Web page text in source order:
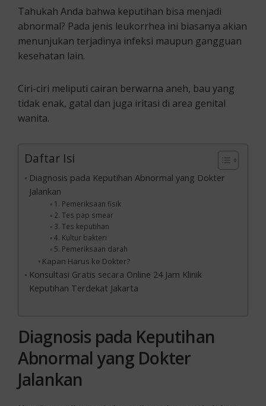
Tahukah Anda bahwa keputihan bisa menjadi
abnormal? Pada jenis leukorrhea ini biasanya akian
menunjukan terjadinya infeksi maupun gangguan
kesehatan lain.
Ciri-ciri meliputi cairan berwarna aneh, bau yang
tidak enak, gatal dan juga iritasi di area genital
wanita.
Daftar Isi
Diagnosis pada Keputihan Abnormal yang Dokter
Jalankan
1. Pemeriksaan fisik
2. Tes pap smear
3. Tes keputihan
4. Kultur bakteri
5. Pemeriksaan darah
Kapan Harus ke Dokter?
Konsultasi Gratis secara Online 24 Jam Klinik
Keputihan Terdekat Jakarta
Diagnosis pada Keputihan
Abnormal yang Dokter
Jalankan